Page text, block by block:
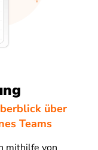
über
Teams